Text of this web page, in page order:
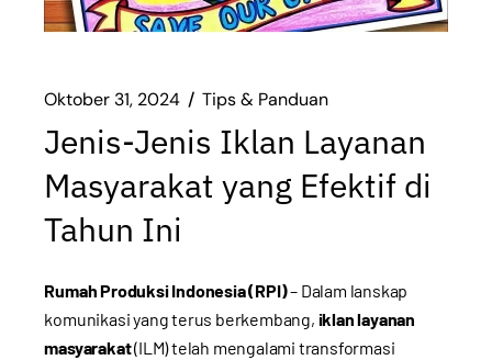
Oktober 31, 2024 Tips & Panduan
Jenis-Jenis Iklan Layanan
Masyarakat yang Efektif di
Tahun Ini
Rumah Produksi Indonesia (RPI)– Dalam lanskap
komunikasi yang terus berkembang, iklan layanan
masyarakat(ILM) telah mengalami transformasi